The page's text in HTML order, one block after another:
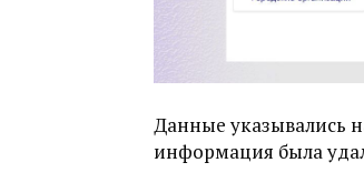
Данные указывались
информация была